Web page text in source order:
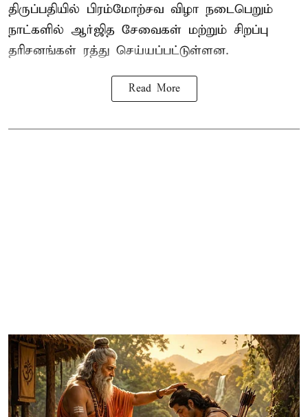
திருப்பதியில் பிரம்மோற்சவ விழா நடைபெறும்
நாட்களில் ஆர்ஜித சேவைகள் மற்றும் சிறப்பு
தரிசனங்கள் ரத்து செய்யப்பட்டுள்ளன.
Read More